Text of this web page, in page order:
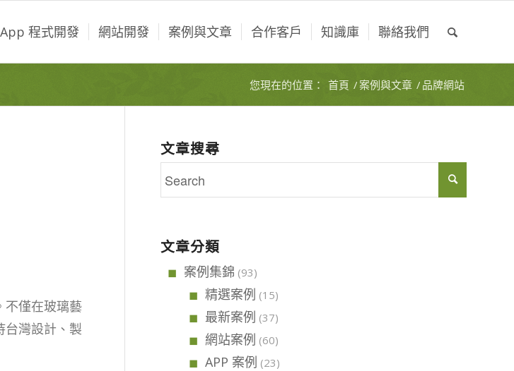
App 程式開發 網站開發 案例與文章 合作客戶 知識庫 聯絡我們
您現在的位置： 首頁 /案例與文章 / 品牌網站
不僅在玻璃藝
台灣設計、製
文章搜尋
文章分類
案例集錦 (93)
精選案例 (15)
最新案例 (37)
網站案例 (60)
APP 案例 (23)